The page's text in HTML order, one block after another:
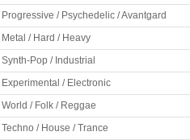
Progressive / Psychedelic / Avantgard
Metal / Hard / Heavy
Synth-Pop / Industrial
Experimental / Electronic
World / Folk / Reggae
Techno / House / Trance